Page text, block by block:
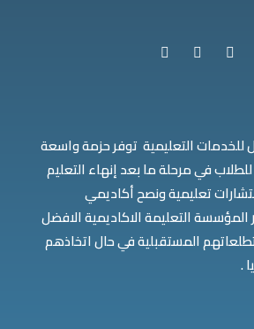
التعليمية توفر حزمة واسعة
في مرحلة ما بعد إنهاء التعليم
تعليمية ونصح أكاديمي
التعليمة الاكاديمية الافضل
المستقبلية في حال اتخاذهم
.